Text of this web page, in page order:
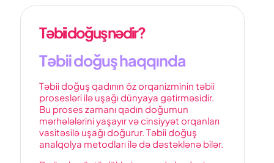
Təbii doğuş nədir?
Təbii doğuş haqqında
Təbii doğuş qadının öz orqanizminin təbii
prosesləri ilə uşağı dünyaya gətirməsidir.
Bu proses zamanı qadın doğumun
mərhələlərini yaşayır və cinsiyyət orqanları
vasitəsilə uşağı doğurur. Təbii doğuş
analqolya metodları ilə də dəstəklənə bilər.